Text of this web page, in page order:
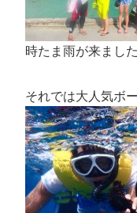
時たま雨が来まし
それでは大人気ボ